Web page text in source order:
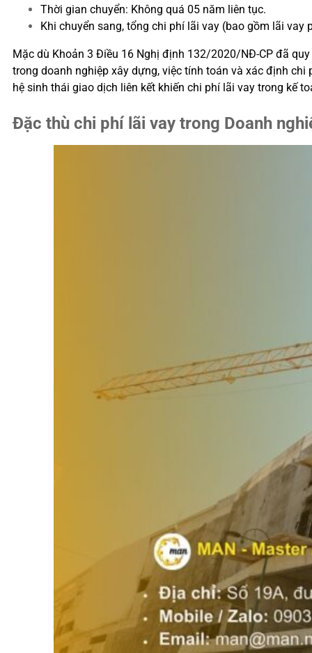
Thời gian chuyển: Không quá 05 năm liên tục.
Khi chuyển sang, tổng chi phí lãi vay (bao gồm lãi
Mặc dù Khoản 3 Điều 16 Nghị định 132/2020/NĐ-CP đã
trong doanh nghiệp xây dựng, việc tính toán và xác định
hệ sinh thái giao dịch liên kết khiến chi phí lãi vay trong kế
Đặc thù chi phí lãi vay trong Doanh